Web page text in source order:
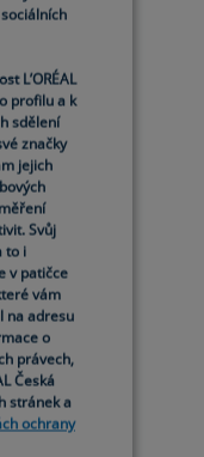
L’ORÉAL
profilu a k
sdělení
značky
jejich
Svůj
to i
v patičce
vám
na adresu
o
právech,
Česká
stránek a
ochrany
L’ORÉAL
profilu a k
sdělení
značky
jejich
Svůj
to i
v patičce
vám
na adresu
o
právech,
Česká
stránek a
ochrany